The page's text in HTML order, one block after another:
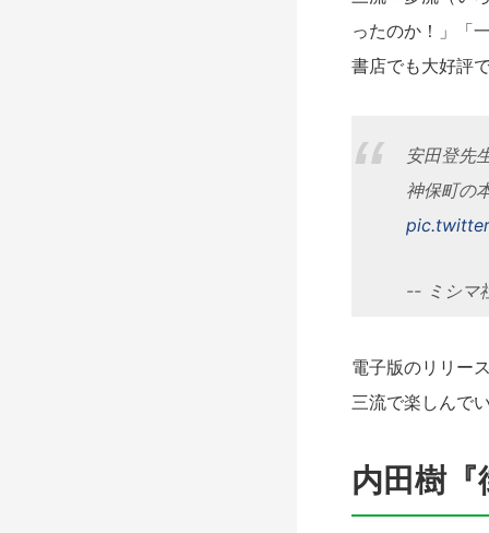
ったのか！」「
書店でも大好評
安田登先
神保町の
-- ミシマ
電子版のリリー
三流で楽しんで
内田樹